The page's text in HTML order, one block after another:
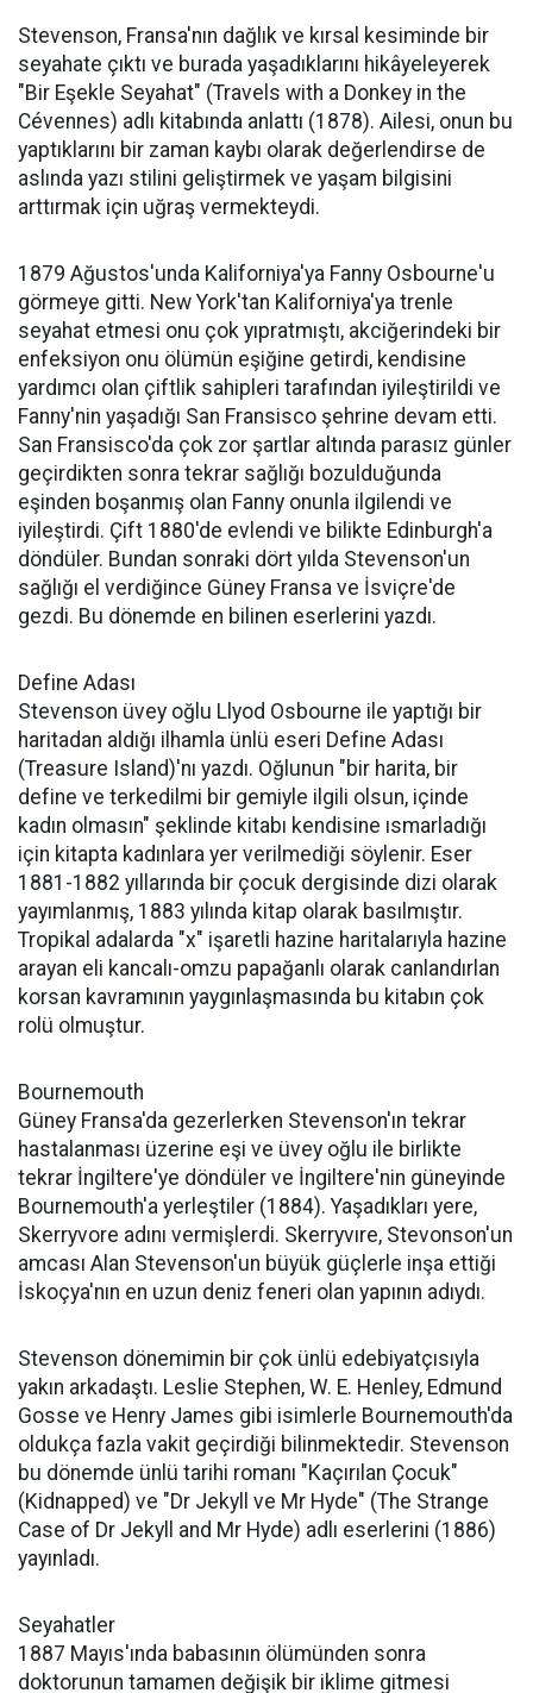
Stevenson, Fransa'nın dağlık ve kırsal kesiminde bir
seyahate çıktı ve burada yaşadıklarını hikâyeleyerek
"Bir Eşekle Seyahat" (Travels with a Donkey in the
Cévennes) adlı kitabında anlattı (1878). Ailesi, onun bu
yaptıklarını bir zaman kaybı olarak değerlendirse de
aslında yazı stilini geliştirmek ve yaşam bilgisini
arttırmak için uğraş vermekteydi.
1879 Ağustos'unda Kaliforniya'ya Fanny Osbourne'u
görmeye gitti. New York'tan Kaliforniya'ya trenle
seyahat etmesi onu çok yıpratmıştı, akciğerindeki bir
enfeksiyon onu ölümün eşiğine getirdi, kendisine
yardımcı olan çiftlik sahipleri tarafından iyileştirildi ve
Fanny'nin yaşadığı San Fransisco şehrine devam etti.
San Fransisco'da çok zor şartlar altında parasız günler
geçirdikten sonra tekrar sağlığı bozulduğunda
eşinden boşanmış olan Fanny onunla ilgilendi ve
iyileştirdi. Çift 1880'de evlendi ve bilikte Edinburgh'a
döndüler. Bundan sonraki dört yılda Stevenson'un
sağlığı el verdiğince Güney Fransa ve İsviçre'de
gezdi. Bu dönemde en bilinen eserlerini yazdı.
Define Adası
Stevenson üvey oğlu Llyod Osbourne ile yaptığı bir
haritadan aldığı ilhamla ünlü eseri Define Adası
(Treasure Island)'nı yazdı. Oğlunun "bir harita, bir
define ve terkedilmi bir gemiyle ilgili olsun, içinde
kadın olmasın" şeklinde kitabı kendisine ısmarladığı
için kitapta kadınlara yer verilmediği söylenir. Eser
1881-1882 yıllarında bir çocuk dergisinde dizi olarak
yayımlanmış, 1883 yılında kitap olarak basılmıştır.
Tropikal adalarda "x" işaretli hazine haritalarıyla hazine
arayan eli kancalı-omzu papağanlı olarak canlandırlan
korsan kavramının yaygınlaşmasında bu kitabın çok
rolü olmuştur.
Bournemouth
Güney Fransa'da gezerlerken Stevenson'ın tekrar
hastalanması üzerine eşi ve üvey oğlu ile birlikte
tekrar İngiltere'ye döndüler ve İngiltere'nin güneyinde
Bournemouth'a yerleştiler (1884). Yaşadıkları yere,
Skerryvore adını vermişlerdi. Skerryvıre, Stevonson'un
amcası Alan Stevenson'un büyük güçlerle inşa ettiği
İskoçya'nın en uzun deniz feneri olan yapının adıydı.
Stevenson dönemimin bir çok ünlü edebiyatçısıyla
yakın arkadaştı. Leslie Stephen, W. E. Henley, Edmund
Gosse ve Henry James gibi isimlerle Bournemouth'da
oldukça fazla vakit geçirdiği bilinmektedir. Stevenson
bu dönemde ünlü tarihi romanı "Kaçırılan Çocuk"
(Kidnapped) ve "Dr Jekyll ve Mr Hyde" (The Strange
Case of Dr Jekyll and Mr Hyde) adlı eserlerini (1886)
yayınladı.
Seyahatler
1887 Mayıs'ında babasının ölümünden sonra
doktorunun tamamen değişik bir iklime gitmesi